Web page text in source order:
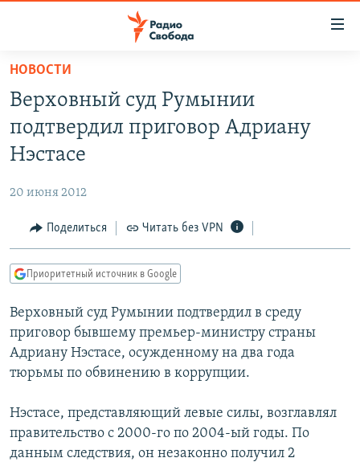
упрощенного
доступа
основному
Вернутся
Вернутся
поиску
ПОДКАСТЫ
АВТОРСКИЕ ПРОЕКТЫ
МНЕНИЯ
КУЛЬТУРА
КАВКАЗ.РЕАЛИИ
СЕВЕР.РЕАЛИИ
СИБИРЬ.РЕАЛИИ
РАСПИСАНИЕ ВЕЩАНИЯ
ПОДПИШИТЕСЬ НА РАССЫЛКУ
НОВОСТИ
Верховный суд Румынии
подтвердил приговор Адриану
Нэстасе
20 июня 2012
Поделиться Читать без VPN
Приоритетный источник в Google
Верховный суд Румынии подтвердил в среду
приговор бывшему премьер-министру страны
Адриану Нэстасе, осужденному на два года
тюрьмы по обвинению в коррупции.
Нэстасе, представляющий левые силы, возглавлял
правительство с 2000-го по 2004-ый годы. По
данным следствия, он незаконно получил 2